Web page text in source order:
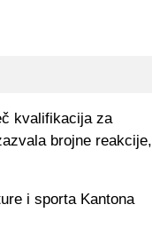
kvalifikacija za
brojne reakcije,
i sporta Kantona